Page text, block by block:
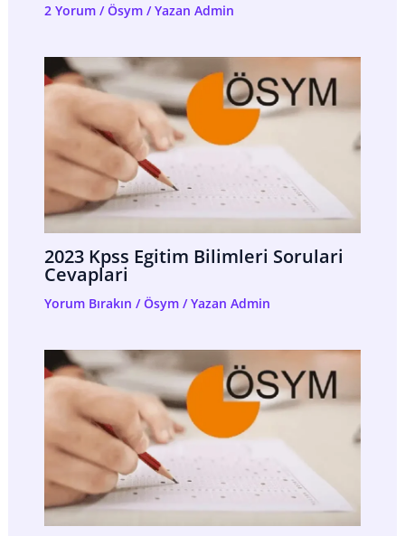
2 Yorum /Ösym/ Yazan Admin
2023 Kpss Egitim Bilimleri Sorulari
Cevaplari
Yorum Bırakın /Ösym/ Yazan Admin